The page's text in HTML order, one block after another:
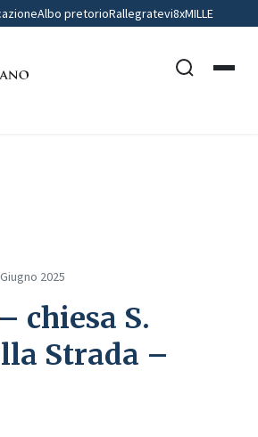
Albo pretorioRallegratevi8xMILLE
2025
chiesa S.
Strada –